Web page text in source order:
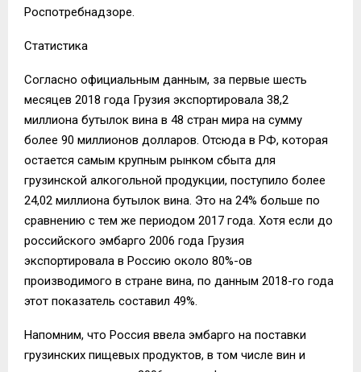
Роспотребнадзоре.
Статистика
Согласно официальным данным, за первые шесть
месяцев 2018 года Грузия экспортировала 38,2
миллиона бутылок вина в 48 стран мира на сумму
более 90 миллионов долларов. Отсюда в РФ, которая
остается самым крупным рынком сбыта для
грузинской алкогольной продукции, поступило более
24,02 миллиона бутылок вина. Это на 24% больше по
сравнению с тем же периодом 2017 года. Хотя если до
российского эмбарго 2006 года Грузия
экспортировала в Россию около 80%-ов
производимого в стране вина, по данным 2018-го года
этот показатель составил 49%.
Напомним, что Россия ввела эмбарго на поставки
грузинских пищевых продуктов, в том числе вин и